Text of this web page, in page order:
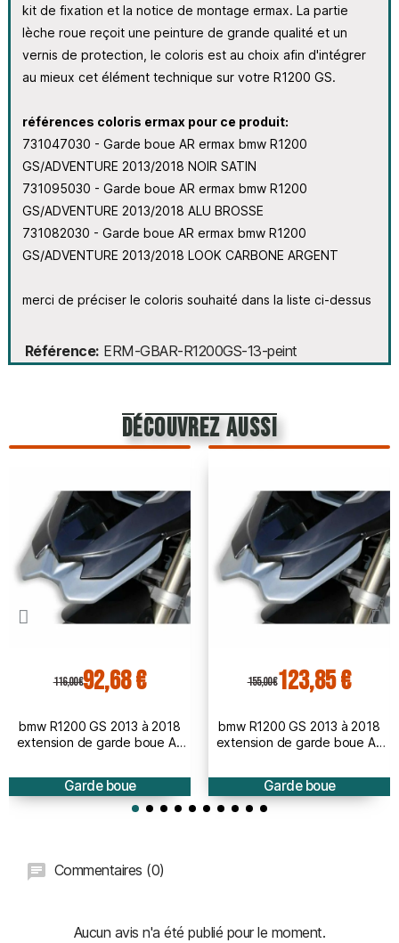
kit de fixation et la notice de montage ermax. La partie
lèche roue reçoit une peinture de grande qualité et un
vernis de protection, le coloris est au choix afin d'intégrer
au mieux cet élément technique sur votre R1200 GS.
références coloris ermax pour ce produit:
731047030 - Garde boue AR ermax bmw R1200
GS/ADVENTURE 2013/2018 NOIR SATIN
731095030 - Garde boue AR ermax bmw R1200
GS/ADVENTURE 2013/2018 ALU BROSSE
731082030 - Garde boue AR ermax bmw R1200
GS/ADVENTURE 2013/2018 LOOK CARBONE ARGENT
merci de préciser le coloris souhaité dans la liste ci-dessus
Référence ERM-GBAR-R1200GS-13-peint
découvrez aussi
116,00 €92,68 €
bmw R1200 GS 2013 à 2018
extension de garde boue AV
Garde boue
155,00 €123,85 €
bmw R1200 GS 2013 à 2018
extension de garde boue AV
Garde boue
Commentaires (0)
Aucun avis n'a été publié pour le moment.